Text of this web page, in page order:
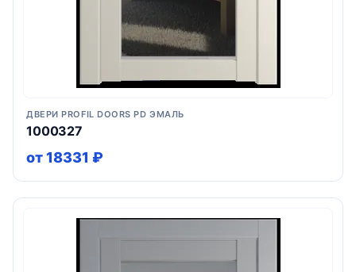
ДВЕРИ PROFIL DOORS PD ЭМАЛЬ
1000327
от 18331 ₽